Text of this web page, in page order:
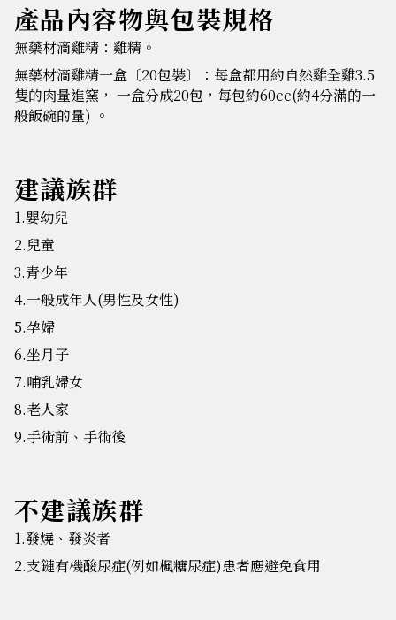
產品內容物與包裝規格
無藥材滴雞精：雞精。
無藥材滴雞精一盒〔20包裝〕：每盒都用約自然雞全雞3.5
隻的肉量進窯， 一盒分成20包，每包約60cc(約4分滿的一
般飯碗的量) 。
建議族群
1.嬰幼兒
2.兒童
3.青少年
4.一般成年人(男性及女性)
5.孕婦
6.坐月子
7.哺乳婦女
8.老人家
9.手術前、手術後
不建議族群
1.發燒、發炎者
2.支鏈有機酸尿症(例如楓糖尿症)患者應避免食用